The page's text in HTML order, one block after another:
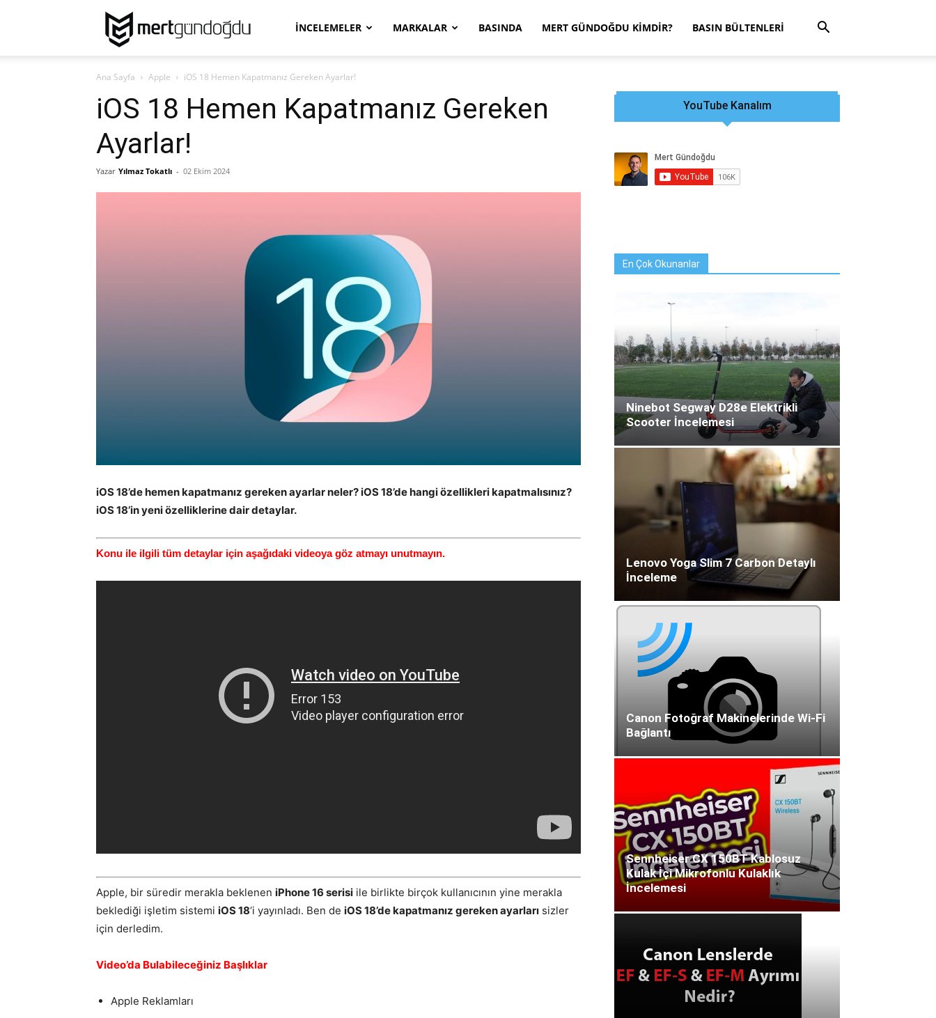
Gündoğdu
İNCELEMELER MARKALAR BASINDA MERT GÜNDOĞDU KIMDIR? BASIN BÜLTENLERI
Ana Sayfa Apple iOS 18 Hemen Kapatmanız Gereken Ayarlar!
iOS 18 Hemen Kapatmanız Gereken
Ayarlar!
Yazar Yılmaz Tokatlı - 02 Ekim 2024
iOS 18’de hemen kapatmanız gereken ayarlar neler? iOS 18’de hangi özellikleri kapatmalısınız?
iOS 18’in yeni özelliklerine dair detaylar.
Konu ile ilgili tüm detaylar için aşağıdaki videoya göz atmayı unutmayın.
Apple, bir süredir merakla beklenen iPhone 16 serisi ile birlikte birçok kullanıcının yine merakla
beklediği işletim sistemi iOS 18‘i yayınladı. Ben de iOS 18’de kapatmanız gereken ayarları sizler
için derledim.
Video’da Bulabileceğiniz Başlıklar
Apple Reklamları
YouTube Kanalım
En Çok Okunanlar
Ninebot Segway D28e Elektrikli
Scooter İncelemesi
Lenovo Yoga Slim 7 Carbon Detaylı
İnceleme
Canon Fotoğraf Makinelerinde Wi-Fi
Bağlantı
Sennheiser CX 150BT Kablosuz
Kulak İçi Mikrofonlu Kulaklık
İncelemesi